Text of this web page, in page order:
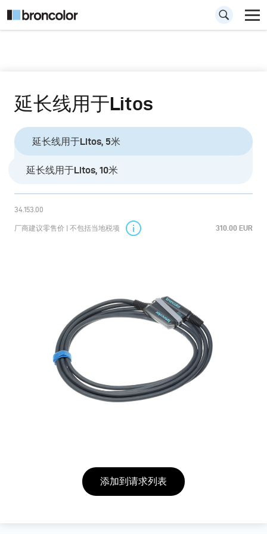
延长线用于Litos
延长线用于Litos, 5米
延长线用于Litos, 10米
34.153.00
厂商建议零售价 | 不包括当地税项 310.00 EUR
添加到请求列表